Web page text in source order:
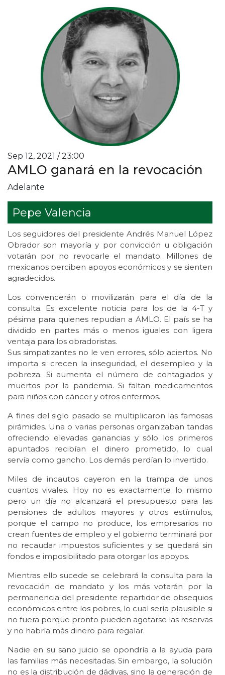
Sep 12, 2021 / 23:00
AMLO ganará en la revocación
Adelante
Pepe Valencia
Los seguidores del presidente Andrés Manuel López
Obrador son mayoría y por convicción u obligación
votarán por no revocarle el mandato. Millones de
mexicanos perciben apoyos económicos y se sienten
agradecidos.
Los convencerán o movilizarán para el día de la
consulta. Es excelente noticia para los de la 4-T y
pésima para quienes repudian a AMLO. El país se ha
dividido en partes más o menos iguales con ligera
ventaja para los obradoristas.
Sus simpatizantes no le ven errores, sólo aciertos. No
importa si crecen la inseguridad, el desempleo y la
pobreza. Si aumenta el número de contagiados y
muertos por la pandemia. Si faltan medicamentos
para niños con cáncer y otros enfermos.
A fines del siglo pasado se multiplicaron las famosas
pirámides. Una o varias personas organizaban tandas
ofreciendo elevadas ganancias y sólo los primeros
apuntados recibían el dinero prometido, lo cual
servía como gancho. Los demás perdían lo invertido.
Miles de incautos cayeron en la trampa de unos
cuantos vivales. Hoy no es exactamente lo mismo
pero un día no alcanzará el presupuesto para las
pensiones de adultos mayores y otros estímulos,
porque el campo no produce, los empresarios no
crean fuentes de empleo y el gobierno terminará por
no recaudar impuestos suficientes y se quedará sin
fondos e imposibilitado para otorgar los apoyos.
Mientras ello sucede se celebrará la consulta para la
revocación de mandato y los más votarán por la
permanencia del presidente repartidor de obsequios
económicos entre los pobres, lo cual sería plausible si
no fuera porque pronto pueden agotarse las reservas
y no habría más dinero para regalar.
Nadie en su sano juicio se opondría a la ayuda para
las familias más necesitadas. Sin embargo, la solución
no es la distribución de dádivas, sino la generación de